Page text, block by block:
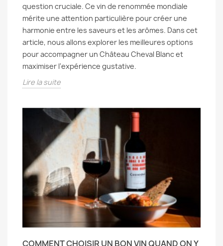
question cruciale. Ce vin de renommée mondiale
mérite une attention particulière pour créer une
harmonie entre les saveurs et les arômes. Dans cet
article, nous allons explorer les meilleures options
pour accompagner un Château Cheval Blanc et
maximiser l'expérience gustative.
Lire la suite
COMMENT CHOISIR UN BON VIN QUAND ON Y